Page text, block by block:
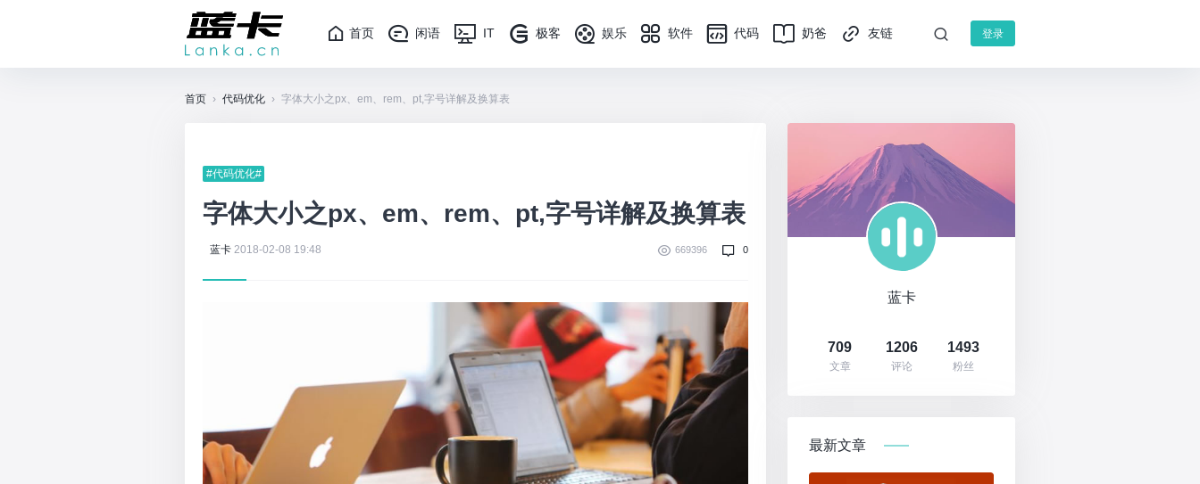
首页 闲语 IT 极客 娱乐 软件 代码 奶爸 友链 登录
首页 › 代码优化 › 字体大小之px、em、rem、pt,字号详解及换算表
#代码优化#
字体大小之px、em、rem、pt,字号详解及换算表
蓝卡 2018-02-08 19:48 669396 0
蓝卡
709
文章
1206
评论
1493
粉丝
最新文章